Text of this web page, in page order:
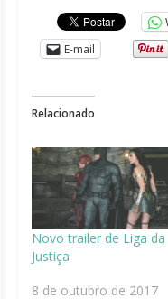
E-mail
Relacionado
Novo trailer de Liga da
Justiça
8 de outubro de 2017